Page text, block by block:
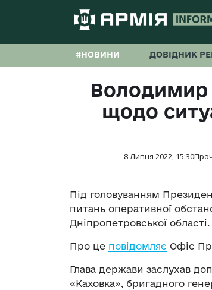
#НОВИНИ ДОВІДНИК
Володимир
щодо
8 Липня 2022, 15:30
Під головуванням
питань оперативної
Дніпропетровської області.
Про це повідомляє Офіс
Глава держави заслухав
«Каховка», бригадного